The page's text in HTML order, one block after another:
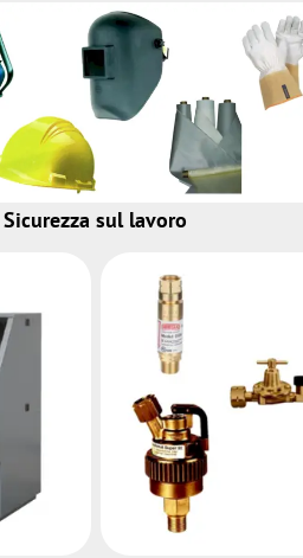
Sicurezza sul lavoro